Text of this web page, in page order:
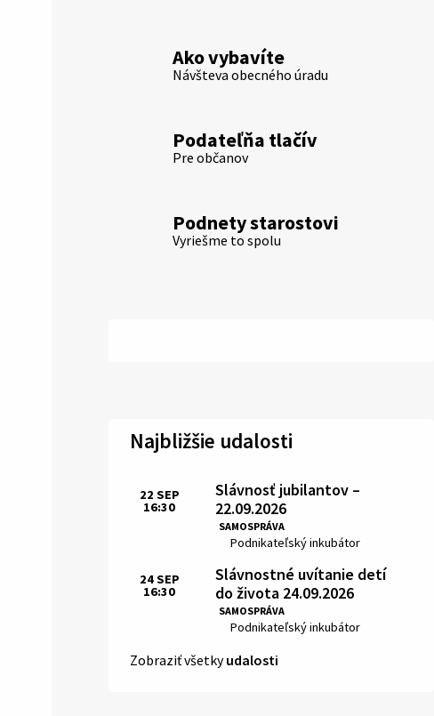
Ako vybavíte
Návšteva obecného úradu
Podateľňa tlačív
Pre občanov
Podnety starostovi
Vyriešme to spolu
Najbližšie udalosti
Slávnosť jubilantov –
22.09.2026
SAMOSPRÁVA
Miesto:
Podnikateľský inkubátor
Čas:
22 SEP
16:30
Slávnostné uvítanie detí
do života 24.09.2026
SAMOSPRÁVA
Miesto:
Podnikateľský inkubátor
Čas:
24SEP
16:30
Zobraziť všetkyudalosti